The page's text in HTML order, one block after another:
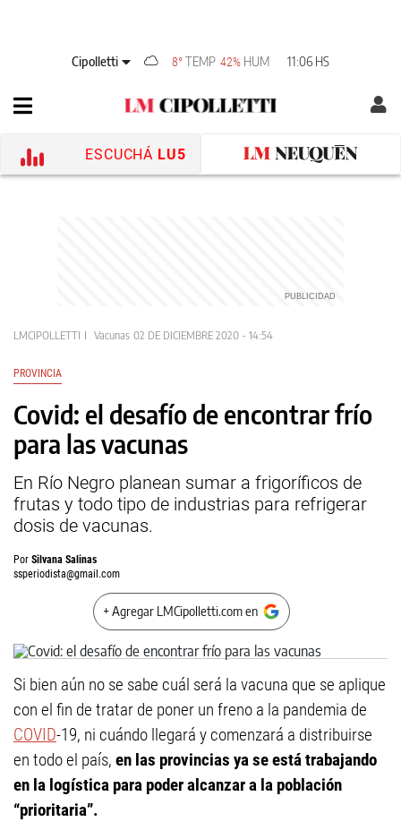
Cipolletti 8°TEMP 42% HUM 11:06 HS
ESCUCHÁ LU5
LMCIPOLLETTI Vacunas 02 DE DICIEMBRE 2020 - 14:54
PROVINCIA
Covid: el desafío de encontrar frío
para las vacunas
En Río Negro planean sumar a frigoríficos de
frutas y todo tipo de industrias para refrigerar
dosis de vacunas.
Por Silvana Salinas
ssperiodista@gmail.com
+ Agregar LMCipolletti.com en
Si bien aún no se sabe cuál será la vacuna que se aplique
con el fin de tratar de poner un freno a la pandemia de
COVID-19, ni cuándo llegará y comenzará a distribuirse
en todo el país, en las provincias ya se está trabajando
en la logística para poder alcanzar a la población
“prioritaria”.